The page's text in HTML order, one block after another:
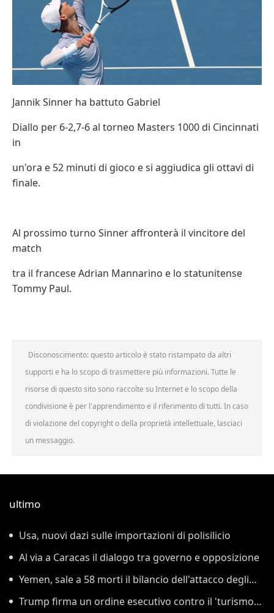
Jannik Sinner ha battuto Gabriel
Diallo per 6-2,7-6 al torneo Masters 1000 di Cincinnati
in
un'ora e 52 minuti di gioco e si aggiudica gli ottavi di
finale.
Al prossimo turno Sinner affronterà il vincitore del
match
tra il francese Adrian Mannarino e lo statunitense
Tommy Paul.
Disconoscimento: questo articolo è stato ristampato da altri
supporti e ha lo scopo di trasmettere più informazioni. Tutte le
risorse di questo sito sono raccolte su Internet e lo scopo della
condivisione è per l'apprendimento e il riferimento di tutti. In caso
di violazione del copyright o della proprietà intellettuale, lasciaci
un messaggio.
ultimo
Usa, nuovi dazi sulle importazioni di polisilicio
Al via a Caracas il dialogo tra governo e opposizione
Yemen, sale a 58 morti il bilancio dell'attacco degli
Houthi
Trump firma un ordine esecutivo contro il 'turismo